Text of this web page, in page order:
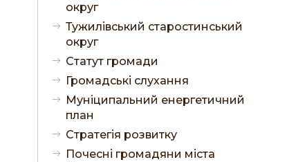
округ
Тужилівський старостинський
округ
Статут громади
Громадські слухання
Муніципальний енергетичний
план
Стратегія розвитку
Почесні громадяни міста